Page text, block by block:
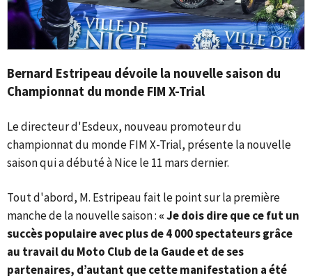
Bernard Estripeau dévoile la nouvelle saison du
Championnat du monde FIM X-Trial
Le directeur d'Esdeux, nouveau promoteur du
championnat du monde FIM X-Trial, présente la nouvelle
saison qui a débuté à Nice le 11 mars dernier.
Tout d'abord, M. Estripeau fait le point sur la première
manche de la nouvelle saison : « Je dois dire que ce fut un
succès populaire avec plus de 4 000 spectateurs grâce
au travail du Moto Club de la Gaude et de ses
partenaires, d’autant que cette manifestation a été